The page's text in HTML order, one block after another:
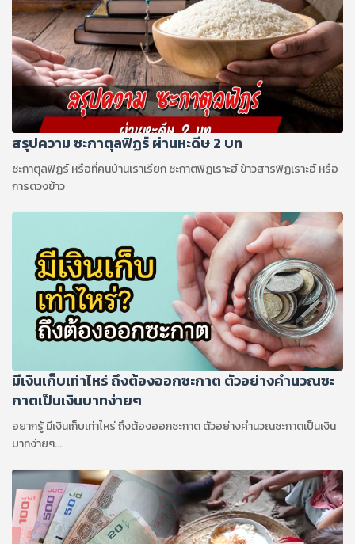
สรุปความ ซะกาตุลฟิฏร์ ผ่านหะดีษ 2 บท
ซะกาตุลฟิฏร์ หรือที่คนบ้านเราเรียก ซะกาตฟิฏเราะฮ์ ข้าวสารฟิฏเราะฮ์ หรือ
การตวงข้าว
มีเงินเก็บเท่าไหร่ ถึงต้องออกซะกาต ตัวอย่างคํานวณซะ
กาตเป็นเงินบาทง่ายๆ
อยากรู้ มีเงินเก็บเท่าไหร่ ถึงต้องออกซะกาต ตัวอย่างคํานวณซะกาตเป็นเงิน
บาทง่ายๆ...